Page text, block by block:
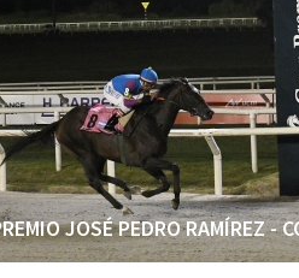
JOSÉ PEDRO RAMÍREZ -